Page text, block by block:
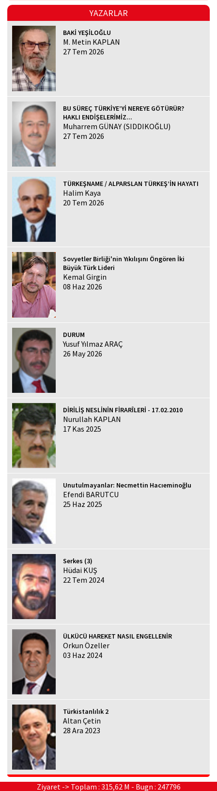
YAZARLAR
BAKİ YEŞİLOĞLU
M. Metin KAPLAN
27 Tem 2026
BU SÜREÇ TÜRKİYE’Yİ NEREYE GÖTÜRÜR?
HAKLI ENDİŞELERİMİZ...
Muharrem GÜNAY (SIDDIKOĞLU)
27 Tem 2026
TÜRKEŞNAME / ALPARSLAN TÜRKEŞ’İN HAYATI
Halim Kaya
20 Tem 2026
Sovyetler Birliği'nin Yıkılışını Öngören İki
Büyük Türk Lideri
Kemal Girgin
08 Haz 2026
DURUM
Yusuf Yılmaz ARAÇ
26 May 2026
DİRİLİŞ NESLİNİN FİRARÎLERİ - 17.02.2010
Nurullah KAPLAN
17 Kas 2025
Unutulmayanlar: Necmettin Hacıeminoğlu
Efendi BARUTCU
25 Haz 2025
Serkes (3)
Hüdai KUŞ
22 Tem 2024
ÜLKÜCÜ HAREKET NASIL ENGELLENİR
Orkun Özeller
03 Haz 2024
Türkistanlılık 2
Altan Çetin
28 Ara 2023
Ziyaret -> Toplam : 315,62 M - Bugn : 247796